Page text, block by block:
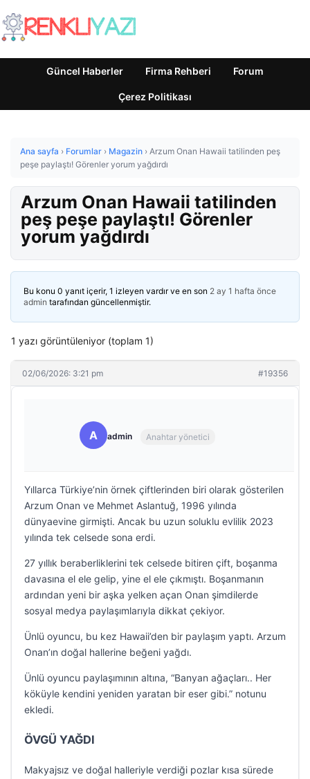
Güncel Haberler Firma Rehberi Forum
Çerez Politikası
Ana sayfa › Forumlar › Magazin › Arzum Onan Hawaii tatilinden peş
peşe paylaştı! Görenler yorum yağdırdı
Arzum Onan Hawaii tatilinden
peş peşe paylaştı! Görenler
yorum yağdırdı
Bu konu 0 yanıt içerir, 1 izleyen vardır ve en son 2 ay 1 hafta önce
admin tarafından güncellenmiştir.
1 yazı görüntüleniyor (toplam 1)
02/06/2026: 3:21 pm #19356
A admin Anahtar yönetici
Yıllarca Türkiye’nin örnek çiftlerinden biri olarak gösterilen
Arzum Onan ve Mehmet Aslantuğ, 1996 yılında
dünyaevine girmişti. Ancak bu uzun soluklu evlilik 2023
yılında tek celsede sona erdi.
27 yıllık beraberliklerini tek celsede bitiren çift, boşanma
davasına el ele gelip, yine el ele çıkmıştı. Boşanmanın
ardından yeni bir aşka yelken açan Onan şimdilerde
sosyal medya paylaşımlarıyla dikkat çekiyor.
Ünlü oyuncu, bu kez Hawaii’den bir paylaşım yaptı. Arzum
Onan’ın doğal hallerine beğeni yağdı.
Ünlü oyuncu paylaşımının altına, “Banyan ağaçları.. Her
köküyle kendini yeniden yaratan bir eser gibi.” notunu
ekledi.
ÖVGÜ YAĞDI
Makyajsız ve doğal halleriyle verdiği pozlar kısa sürede